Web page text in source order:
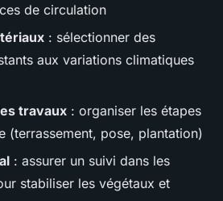
de circulation
: sélectionner des
aux variations climatiques
travaux : organiser les étapes
(terrassement, pose, plantation)
: assurer un suivi dans les
stabiliser les végétaux et